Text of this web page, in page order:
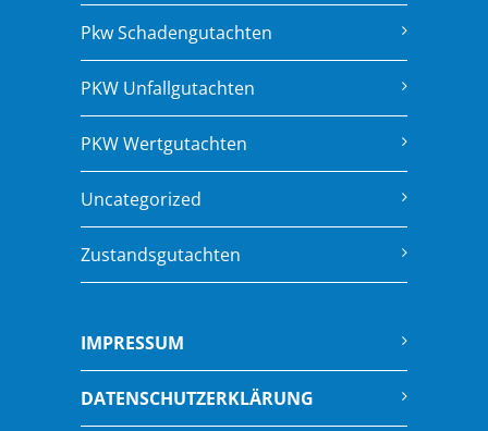
Pkw Schadengutachten
PKW Unfallgutachten
PKW Wertgutachten
Uncategorized
Zustandsgutachten
IMPRESSUM
DATENSCHUTZERKLÄRUNG